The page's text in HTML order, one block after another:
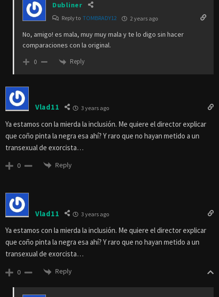
Dubliner
Reply to TOMBRADY12 2 years ago
No, amigo! es mala, muy muy mala y te lo digo sin hacer
comparaciones con la original.
0 Reply
Vlad11 3 years ago
Ya estamos con la mierda la inclusión. Me quiere el director explicar
que coño pinta la negra esa ahí? Y raro que no hayan metido a un
transexual de exorcista…
0 Reply
Vlad11 3 years ago
Ya estamos con la mierda la inclusión. Me quiere el director explicar
que coño pinta la negra esa ahí? Y raro que no hayan metido a un
transexual de exorcista…
0 Reply